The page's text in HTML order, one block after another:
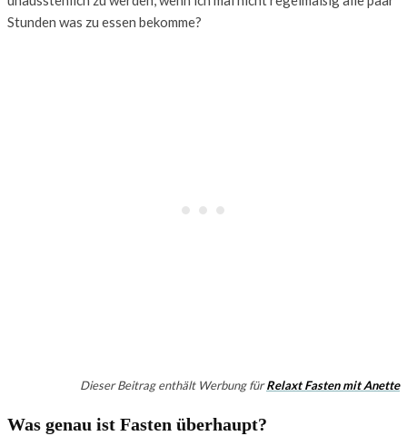
Stunden was zu essen bekomme?
Dieser Beitrag enthält Werbung fürRelaxt Fasten mit Anette
Was genau ist Fasten überhaupt?